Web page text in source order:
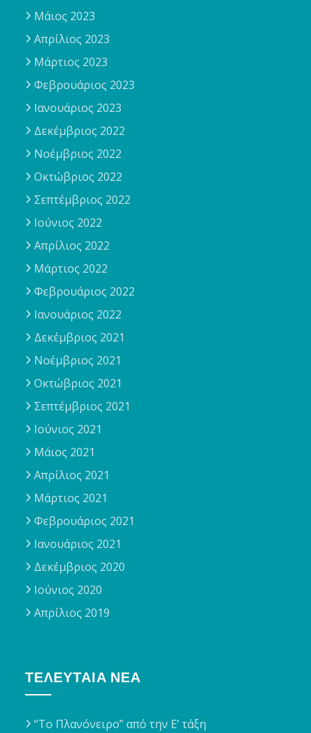
Μάιος 2023
Απρίλιος 2023
Μάρτιος 2023
Φεβρουάριος 2023
Ιανουάριος 2023
Δεκέμβριος 2022
Νοέμβριος 2022
Οκτώβριος 2022
Σεπτέμβριος 2022
Ιούνιος 2022
Απρίλιος 2022
Μάρτιος 2022
Φεβρουάριος 2022
Ιανουάριος 2022
Δεκέμβριος 2021
Νοέμβριος 2021
Οκτώβριος 2021
Σεπτέμβριος 2021
Ιούνιος 2021
Μάιος 2021
Απρίλιος 2021
Μάρτιος 2021
Φεβρουάριος 2021
Ιανουάριος 2021
Δεκέμβριος 2020
Ιούνιος 2020
Απρίλιος 2019
ΤΕΛΕΥΤΑΊΑ ΝΈΑ
“Το Πλανόνειρο” από την Ε’ τάξη